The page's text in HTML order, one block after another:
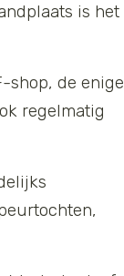
is het
shop, de enige
regelmatig